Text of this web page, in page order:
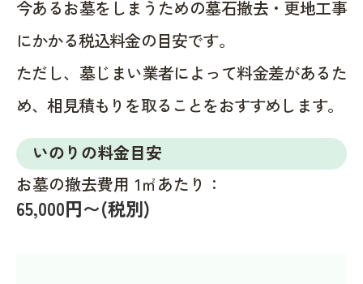
今あるお墓をしまうための墓石撤去・更地工事
にかかる税込料金の目安です。
ただし、墓じまい業者によって料金差があるた
め、相見積もりを取ることをおすすめします。
いのりの料金目安
お墓の撤去費用 1㎡あたり：
65,000円〜(税別)